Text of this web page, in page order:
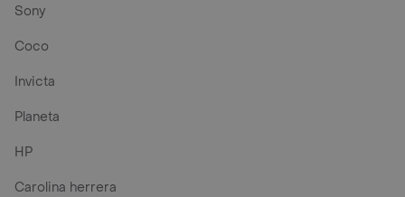
Sony
Coco
Invicta
Planeta
HP
Carolina herrera